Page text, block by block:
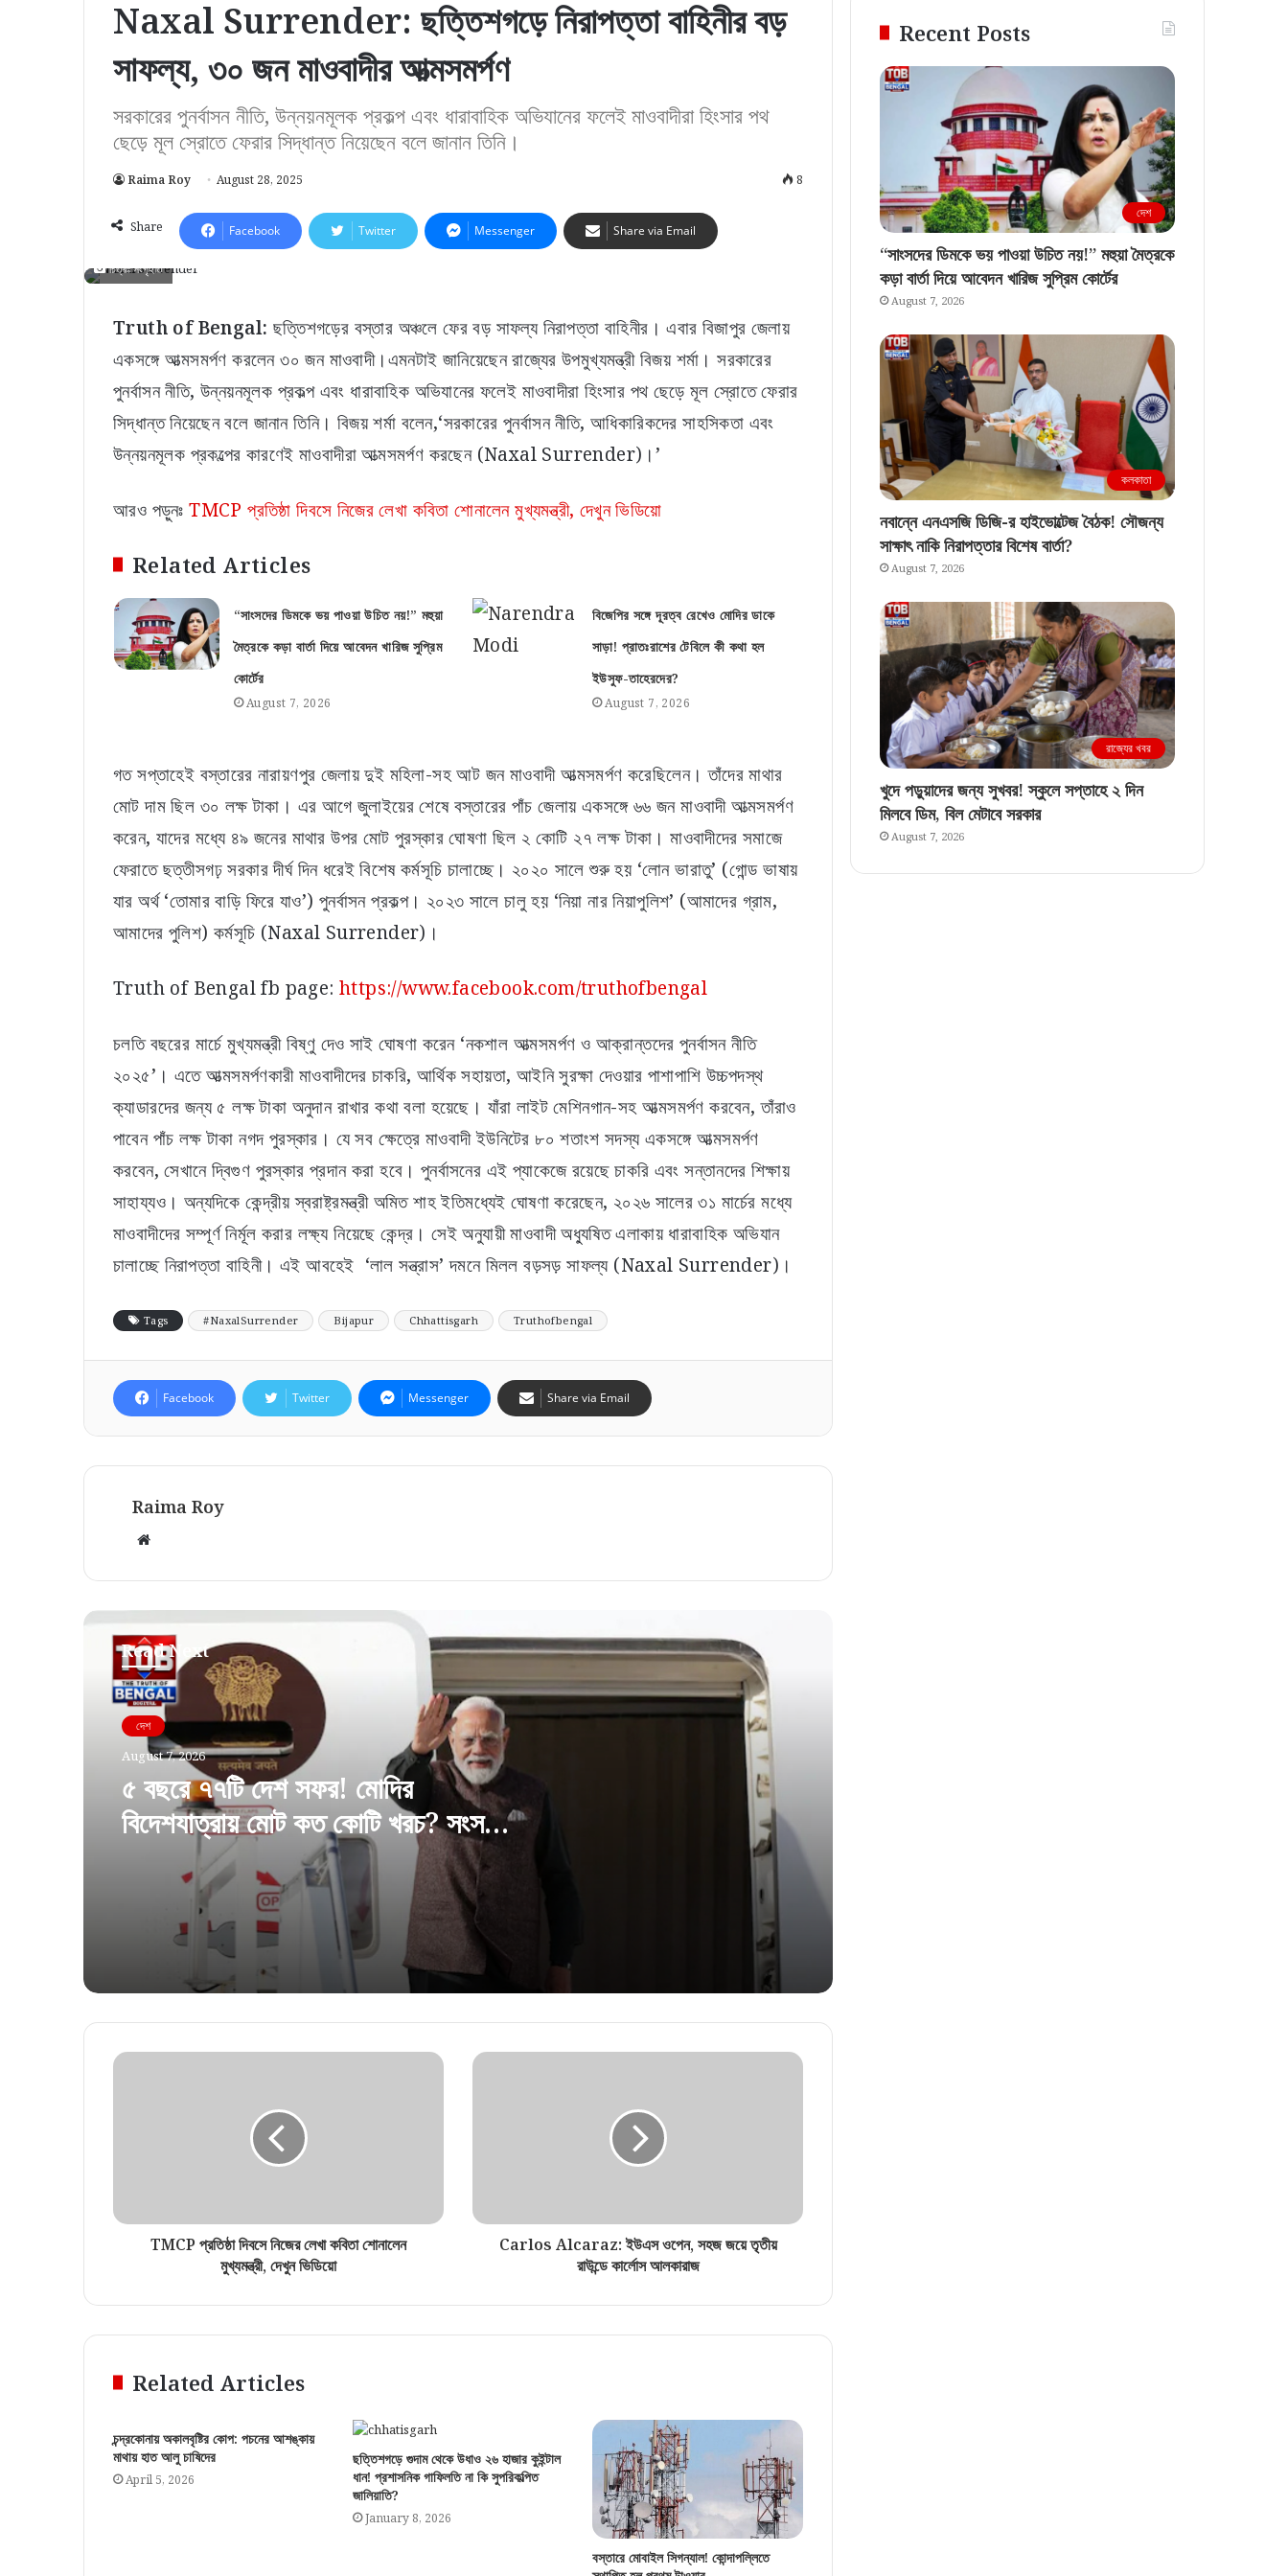
Naxal Surrender: ছত্তিশগড়ে নিরাপত্তা বাহিনীর বড়
সাফল্য, ৩০ জন মাওবাদীর আত্মসমর্পণ
সরকারের পুনর্বাসন নীতি, উন্নয়নমূলক প্রকল্প এবং ধারাবাহিক অভিযানের ফলেই মাওবাদীরা হিংসার পথ
ছেড়ে মূল স্রোতে ফেরার সিদ্ধান্ত নিয়েছেন বলে জানান তিনি।
Raima Roy August 28, 2025 8
Share Facebook Twitter Messenger Share via Email
চিত্রঃ সংগৃহীত
Truth of Bengal: ছত্তিশগড়ের বস্তার অঞ্চলে ফের বড় সাফল্য নিরাপত্তা বাহিনীর। এবার বিজাপুর জেলায়
একসঙ্গে আত্মসমর্পণ করলেন ৩০ জন মাওবাদী।এমনটাই জানিয়েছেন রাজ্যের উপমুখ্যমন্ত্রী বিজয় শর্মা। সরকারের
পুনর্বাসন নীতি, উন্নয়নমূলক প্রকল্প এবং ধারাবাহিক অভিযানের ফলেই মাওবাদীরা হিংসার পথ ছেড়ে মূল স্রোতে ফেরার
সিদ্ধান্ত নিয়েছেন বলে জানান তিনি। বিজয় শর্মা বলেন,‘সরকারের পুনর্বাসন নীতি, আধিকারিকদের সাহসিকতা এবং
উন্নয়নমূলক প্রকল্পের কারণেই মাওবাদীরা আত্মসমর্পণ করছেন (Naxal Surrender)।’
আরও পড়ুনঃTMCP প্রতিষ্ঠা দিবসে নিজের লেখা কবিতা শোনালেন মুখ্যমন্ত্রী, দেখুন ভিডিয়ো
Related Articles
“সাংসদের ডিমকে ভয় পাওয়া উচিত নয়!” মহুয়া
মৈত্রকে কড়া বার্তা দিয়ে আবেদন খারিজ সুপ্রিম
কোর্টের
August 7, 2026
বিজেপির সঙ্গে দূরত্ব রেখেও মোদির ডাকে
সাড়া! প্রাতঃরাশের টেবিলে কী কথা হল
ইউসুফ-তাহেরদের?
August 7, 2026
গত সপ্তাহেই বস্তারের নারায়ণপুর জেলায় দুই মহিলা-সহ আট জন মাওবাদী আত্মসমর্পণ করেছিলেন। তাঁদের মাথার
মোট দাম ছিল ৩০ লক্ষ টাকা। এর আগে জুলাইয়ের শেষে বস্তারের পাঁচ জেলায় একসঙ্গে ৬৬ জন মাওবাদী আত্মসমর্পণ
করেন, যাদের মধ্যে ৪৯ জনের মাথার উপর মোট পুরস্কার ঘোষণা ছিল ২ কোটি ২৭ লক্ষ টাকা। মাওবাদীদের সমাজে
ফেরাতে ছত্তীসগঢ় সরকার দীর্ঘ দিন ধরেই বিশেষ কর্মসূচি চালাচ্ছে। ২০২০ সালে শুরু হয় ‘লোন ভারাতু’ (গোন্ড ভাষায়
যার অর্থ ‘তোমার বাড়ি ফিরে যাও’) পুনর্বাসন প্রকল্প। ২০২৩ সালে চালু হয় ‘নিয়া নার নিয়াপুলিশ’ (আমাদের গ্রাম,
আমাদের পুলিশ) কর্মসূচি (Naxal Surrender)।
Truth of Bengal fb page: https://www.facebook.com/truthofbengal
চলতি বছরের মার্চে মুখ্যমন্ত্রী বিষ্ণু দেও সাই ঘোষণা করেন ‘নকশাল আত্মসমর্পণ ও আক্রান্তদের পুনর্বাসন নীতি
২০২৫’। এতে আত্মসমর্পণকারী মাওবাদীদের চাকরি, আর্থিক সহায়তা, আইনি সুরক্ষা দেওয়ার পাশাপাশি উচ্চপদস্থ
ক্যাডারদের জন্য ৫ লক্ষ টাকা অনুদান রাখার কথা বলা হয়েছে। যাঁরা লাইট মেশিনগান-সহ আত্মসমর্পণ করবেন, তাঁরাও
পাবেন পাঁচ লক্ষ টাকা নগদ পুরস্কার। যে সব ক্ষেত্রে মাওবাদী ইউনিটের ৮০ শতাংশ সদস্য একসঙ্গে আত্মসমর্পণ
করবেন, সেখানে দ্বিগুণ পুরস্কার প্রদান করা হবে। পুনর্বাসনের এই প্যাকেজে রয়েছে চাকরি এবং সন্তানদের শিক্ষায়
সাহায্যও। অন্যদিকে কেন্দ্রীয় স্বরাষ্ট্রমন্ত্রী অমিত শাহ ইতিমধ্যেই ঘোষণা করেছেন, ২০২৬ সালের ৩১ মার্চের মধ্যে
মাওবাদীদের সম্পূর্ণ নির্মূল করার লক্ষ্য নিয়েছে কেন্দ্র। সেই অনুযায়ী মাওবাদী অধ্যুষিত এলাকায় ধারাবাহিক অভিযান
চালাচ্ছে নিরাপত্তা বাহিনী। এই আবহেই ‘লাল সন্ত্রাস’ দমনে মিলল বড়সড় সাফল্য (Naxal Surrender)।
Tags #NaxalSurrender Bijapur Chhattisgarh Truthofbengal
Facebook Twitter Messenger Share via Email
Raima Roy
Website
Read Next
দেশ
August 7, 2026
৫ বছরে ৭৭টি দেশ সফর! মোদির
বিদেশযাত্রায় মোট কত কোটি খরচ? সংসদে
প্রকাশ্যে তথ্য
হাইকোর্টে মিলল না অনুমতি! চিকিৎসার জন্য বিদেশে যেতে
মসজিদের মাইক খোলা নিয়ে চড়ছে পারদ! দিল্লিতে শাহী
দরবারে বাংলার ৩ সংখ্যালঘু সাংসদ, কী বললেন
রণক্ষেত্র হরমুজ প্রণালী! ক্ষেপণাস্ত্রের তোপ এড়িয়ে
ভারতে ফিরল ৬০টি জাহাজ, উদ্ধার ৩,৯৭২ নাবিক
সংসদ অভিযানে পেলেট গান ও লাঠিচার্জের অভিযোগ!
TMCP প্রতিষ্ঠা দিবসে নিজের লেখা কবিতা শোনালেন
মুখ্যমন্ত্রী, দেখুন ভিডিয়ো
Carlos Alcaraz: ইউএস ওপেন, সহজ জয়ে তৃতীয়
রাউন্ডে কার্লোস আলকারাজ
Related Articles
চন্দ্রকোনায় অকালবৃষ্টির কোপ: পচনের আশঙ্কায়
মাথায় হাত আলু চাষিদের
April 5, 2026
ছত্তিশগড়ে গুদাম থেকে উধাও ২৬ হাজার কুইন্টাল
ধান! প্রশাসনিক গাফিলতি না কি সুপরিকল্পিত
জালিয়াতি?
January 8, 2026
বস্তারে মোবাইল সিগন্যাল! কোন্দাপল্লিতে
Recent Posts
দেশ
“সাংসদের ডিমকে ভয় পাওয়া উচিত নয়!” মহুয়া মৈত্রকে
কড়া বার্তা দিয়ে আবেদন খারিজ সুপ্রিম কোর্টের
August 7, 2026
কলকাতা
নবান্নে এনএসজি ডিজি-র হাইভোল্টেজ বৈঠক! সৌজন্য
সাক্ষাৎ নাকি নিরাপত্তার বিশেষ বার্তা?
August 7, 2026
রাজ্যের খবর
খুদে পড়ুয়াদের জন্য সুখবর! স্কুলে সপ্তাহে ২ দিন
মিলবে ডিম, বিল মেটাবে সরকার
August 7, 2026